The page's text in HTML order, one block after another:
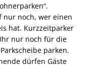
nur noch, wer einen
hat. Kurzzeitparker
nur noch für die
parken.
dürfen Gäste